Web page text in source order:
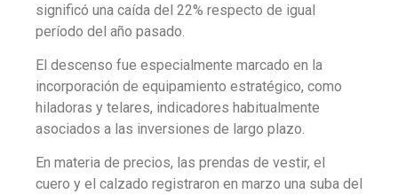
significó una caída del 22% respecto de igual
período del año pasado.
El descenso fue especialmente marcado en la
incorporación de equipamiento estratégico, como
hiladoras y telares, indicadores habitualmente
asociados a las inversiones de largo plazo.
En materia de precios, las prendas de vestir, el
cuero y el calzado registraron en marzo una suba del